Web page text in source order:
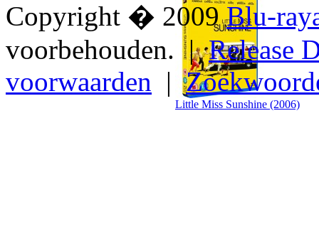
Little Miss Sunshine (2006)
Copyright � 2009Blu-
voorbehouden. |Release
voorwaarden |